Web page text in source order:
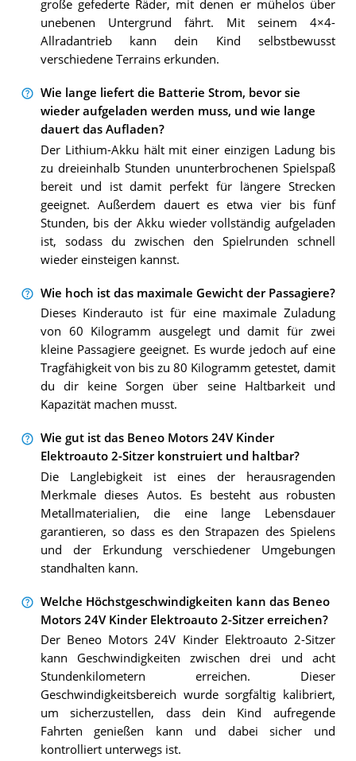
große gefederte Räder, mit denen er mühelos über
unebenen Untergrund fährt. Mit seinem 4×4-
Allradantrieb kann dein Kind selbstbewusst
verschiedene Terrains erkunden.
Wie lange liefert die Batterie Strom, bevor sie
wieder aufgeladen werden muss, und wie lange
dauert das Aufladen?
Der Lithium-Akku hält mit einer einzigen Ladung bis
zu dreieinhalb Stunden ununterbrochenen Spielspaß
bereit und ist damit perfekt für längere Strecken
geeignet. Außerdem dauert es etwa vier bis fünf
Stunden, bis der Akku wieder vollständig aufgeladen
ist, sodass du zwischen den Spielrunden schnell
wieder einsteigen kannst.
Wie hoch ist das maximale Gewicht der Passagiere?
Dieses Kinderauto ist für eine maximale Zuladung
von 60 Kilogramm ausgelegt und damit für zwei
kleine Passagiere geeignet. Es wurde jedoch auf eine
Tragfähigkeit von bis zu 80 Kilogramm getestet, damit
du dir keine Sorgen über seine Haltbarkeit und
Kapazität machen musst.
Wie gut ist das Beneo Motors 24V Kinder
Elektroauto 2-Sitzer konstruiert und haltbar?
Die Langlebigkeit ist eines der herausragenden
Merkmale dieses Autos. Es besteht aus robusten
Metallmaterialien, die eine lange Lebensdauer
garantieren, so dass es den Strapazen des Spielens
und der Erkundung verschiedener Umgebungen
standhalten kann.
Welche Höchstgeschwindigkeiten kann das Beneo
Motors 24V Kinder Elektroauto 2-Sitzer erreichen?
Der Beneo Motors 24V Kinder Elektroauto 2-Sitzer
kann Geschwindigkeiten zwischen drei und acht
Stundenkilometern erreichen. Dieser
Geschwindigkeitsbereich wurde sorgfältig kalibriert,
um sicherzustellen, dass dein Kind aufregende
Fahrten genießen kann und dabei sicher und
kontrolliert unterwegs ist.